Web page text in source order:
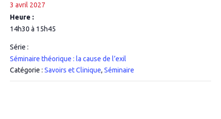
3 avril 2027
Heure :
14h30 à 15h45
Série :
Séminaire théorique : la cause de l’exil
Catégorie : Savoirs et Clinique, Séminaire